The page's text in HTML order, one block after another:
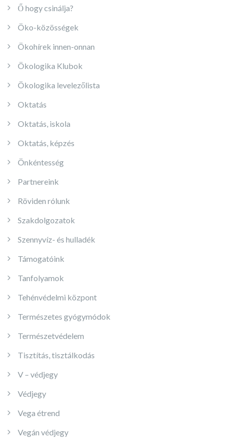
Ő hogy csinálja?
Öko-közösségek
Ökohírek innen-onnan
Ökologika Klubok
Ökologika levelezőlista
Oktatás
Oktatás, iskola
Oktatás, képzés
Önkéntesség
Partnereink
Röviden rólunk
Szakdolgozatok
Szennyvíz- és hulladék
Támogatóink
Tanfolyamok
Tehénvédelmi központ
Természetes gyógymódok
Természetvédelem
Tisztítás, tisztálkodás
V – védjegy
Védjegy
Vega étrend
Vegán védjegy